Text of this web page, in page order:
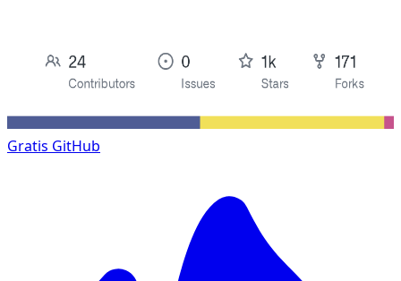
Gratis GitHub